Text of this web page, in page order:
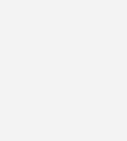
von
Tasche
Ihrer